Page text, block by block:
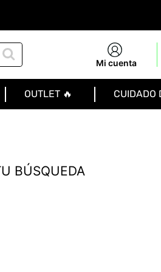
Mi cuenta
OUTLET 🔥 CUIDADO
BÚSQUEDA